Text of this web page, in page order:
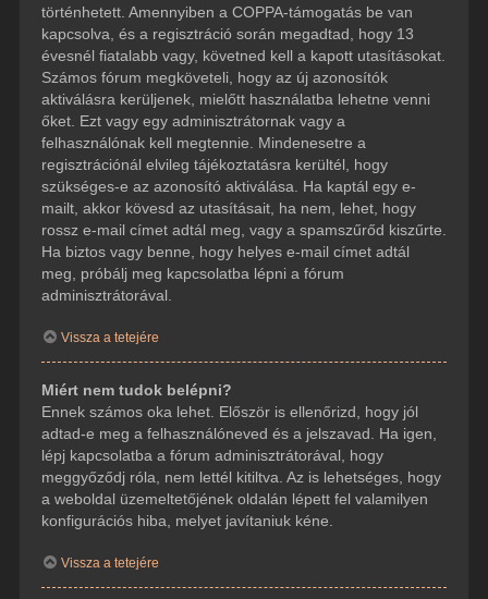
történhetett. Amennyiben a COPPA-támogatás be van
kapcsolva, és a regisztráció során megadtad, hogy 13
évesnél fiatalabb vagy, követned kell a kapott utasításokat.
Számos fórum megköveteli, hogy az új azonosítók
aktiválásra kerüljenek, mielőtt használatba lehetne venni
őket. Ezt vagy egy adminisztrátornak vagy a
felhasználónak kell megtennie. Mindenesetre a
regisztrációnál elvileg tájékoztatásra kerültél, hogy
szükséges-e az azonosító aktiválása. Ha kaptál egy e-
mailt, akkor kövesd az utasításait, ha nem, lehet, hogy
rossz e-mail címet adtál meg, vagy a spamszűrőd kiszűrte.
Ha biztos vagy benne, hogy helyes e-mail címet adtál
meg, próbálj meg kapcsolatba lépni a fórum
adminisztrátorával.
Vissza a tetejére
Miért nem tudok belépni?
Ennek számos oka lehet. Először is ellenőrizd, hogy jól
adtad-e meg a felhasználóneved és a jelszavad. Ha igen,
lépj kapcsolatba a fórum adminisztrátorával, hogy
meggyőződj róla, nem lettél kitiltva. Az is lehetséges, hogy
a weboldal üzemeltetőjének oldalán lépett fel valamilyen
konfigurációs hiba, melyet javítaniuk kéne.
Vissza a tetejére